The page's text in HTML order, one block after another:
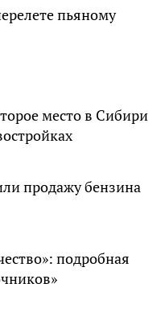
пьяному
место в Сибири
продажу бензина
подробная